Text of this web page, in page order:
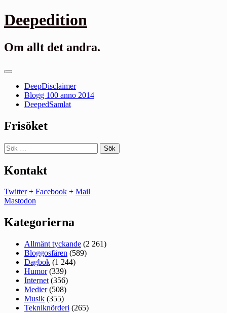
Gå
till
Deepedition
Om allt det andra.
Primär
DeepDisclaimer
Blogg 100 anno 2014
DeepedSamlat
Frisöket
Sök
efter:
Kontakt
Twitter+ Facebook + Mail
Mastodon
Kategorierna
Allmänt tyckande (2 261)
Bloggosfären (589)
Dagbok (1 244)
Humor(339)
Internet (356)
Medier(508)
Musik (355)
Tekniknörderi (265)